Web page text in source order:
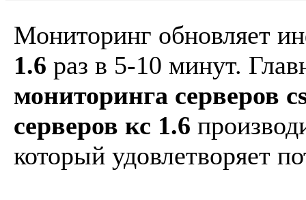
Мониторинг обновляет
1.6 раз в 5-10 минут.
мониторинга серверов
серверов кс 1.6
который удовлетворяет